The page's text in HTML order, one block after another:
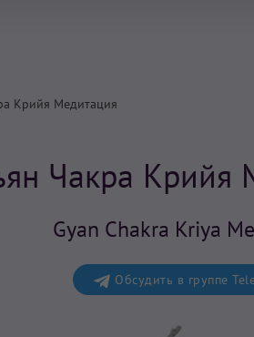
Крийя Медитация
Чакра Крийя
Gyan Chakra Kriya
Обсудить в группе